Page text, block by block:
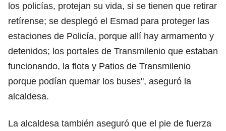
los policías, protejan su vida, si se tienen que retirar
retírense; se desplegó el Esmad para proteger las
estaciones de Policía, porque allí hay armamento y
detenidos; los portales de Transmilenio que estaban
funcionando, la flota y Patios de Transmilenio
porque podían quemar los buses", aseguró la
alcaldesa.
La alcaldesa también aseguró que el pie de fuerza